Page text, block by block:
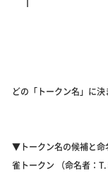
どの「トークン名」に
▼トークン名の候補と命
雀トークン （命名者：T.